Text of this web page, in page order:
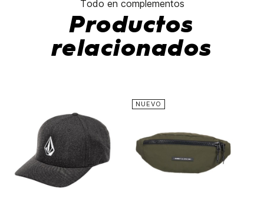
Todo en complementos
Productos
relacionados
NUEVO